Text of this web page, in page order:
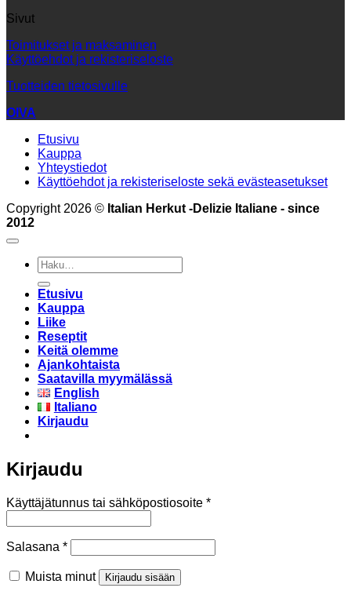
Sivut
Toimitukset ja maksaminen
Käyttöehdot ja rekisteriseloste
Tuotteiden tietosivulle
OIVA
Etusivu
Kauppa
Yhteystiedot
Käyttöehdot ja rekisteriseloste sekä evästeasetukset
Copyright 2026 © Italian Herkut -Delizie Italiane - since
2012
Etsi:
Etusivu
Kauppa
Liike
Reseptit
Keitä olemme
Ajankohtaista
Saatavilla myymälässä
English
Italiano
Kirjaudu
Kirjaudu
Käyttäjätunnus tai sähköpostiosoite *Vaaditaan
Salasana *Vaaditaan
Muista minut Kirjaudu sisään